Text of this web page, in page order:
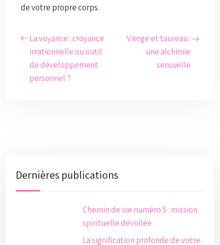
de votre propre corps.
La voyance : croyance
irrationnelle ou outil
de développement
personnel ?
Vierge et taureau :
une alchimie
sensuelle
Dernières publications
Chemin de vie numéro 5 : mission
spirituelle dévoilée
La signification profonde de votre